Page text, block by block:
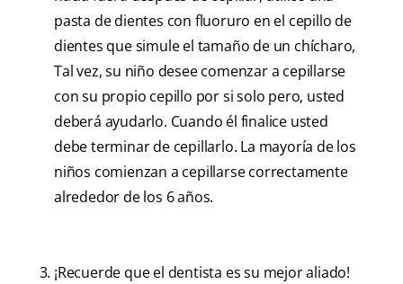
pasta de dientes con fluoruro en el cepillo de
dientes que simule el tamaño de un chícharo,
Tal vez, su niño desee comenzar a cepillarse
con su propio cepillo por si solo pero, usted
deberá ayudarlo. Cuando él finalice usted
debe terminar de cepillarlo. La mayoría de los
niños comienzan a cepillarse correctamente
alrededor de los 6 años.
¡Recuerde que el dentista es su mejor aliado!